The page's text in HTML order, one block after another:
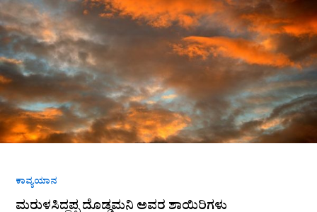
ಕಾವ್ಯಯಾನ
ಮರುಳಸಿದ್ದಪ್ಪ ದೊಡ್ಡಮನಿ ಅವರ ಶಾಯಿರಿಗಳು